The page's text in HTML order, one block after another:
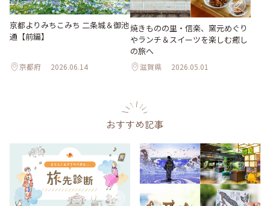
京都よりみちこみち 二条城＆御池
通【前編】
京都府 2026.06.14
焼きものの里・信楽、窯元めぐり
やランチ＆スイーツを楽しむ癒し
の旅へ
滋賀県 2026.05.01
おすすめ記事